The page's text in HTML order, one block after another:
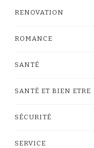
RENOVATION
ROMANCE
SANTÉ
SANTÉ ET BIEN ETRE
SÉCURITÉ
SERVICE